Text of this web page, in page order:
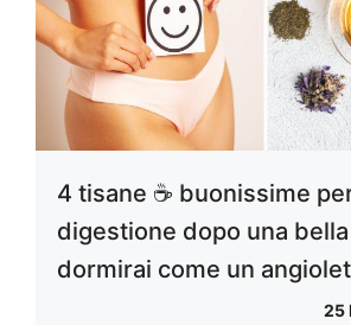
4 tisane ☕ buonissime
digestione dopo una
dormirai come un
25